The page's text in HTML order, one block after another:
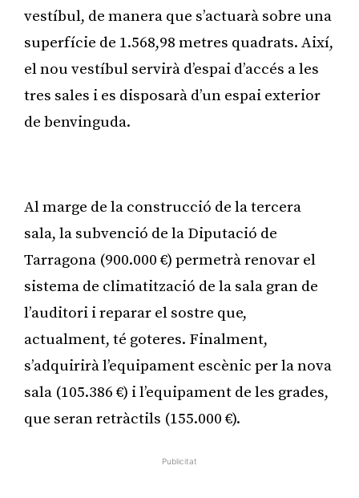
vestíbul, de manera que s’actuarà sobre una
superfície de 1.568,98 metres quadrats. Així,
el nou vestíbul servirà d’espai d’accés a les
tres sales i es disposarà d’un espai exterior
de benvinguda.
Al marge de la construcció de la tercera
sala, la subvenció de la Diputació de
Tarragona (900.000 €) permetrà renovar el
sistema de climatització de la sala gran de
l’auditori i reparar el sostre que,
actualment, té goteres. Finalment,
s’adquirirà l’equipament escènic per la nova
sala (105.386 €) i l’equipament de les grades,
que seran retràctils (155.000 €).
Publicitat